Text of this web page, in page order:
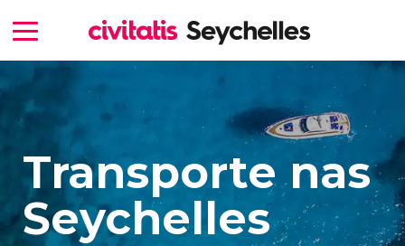
Transporte nas
Seychelles